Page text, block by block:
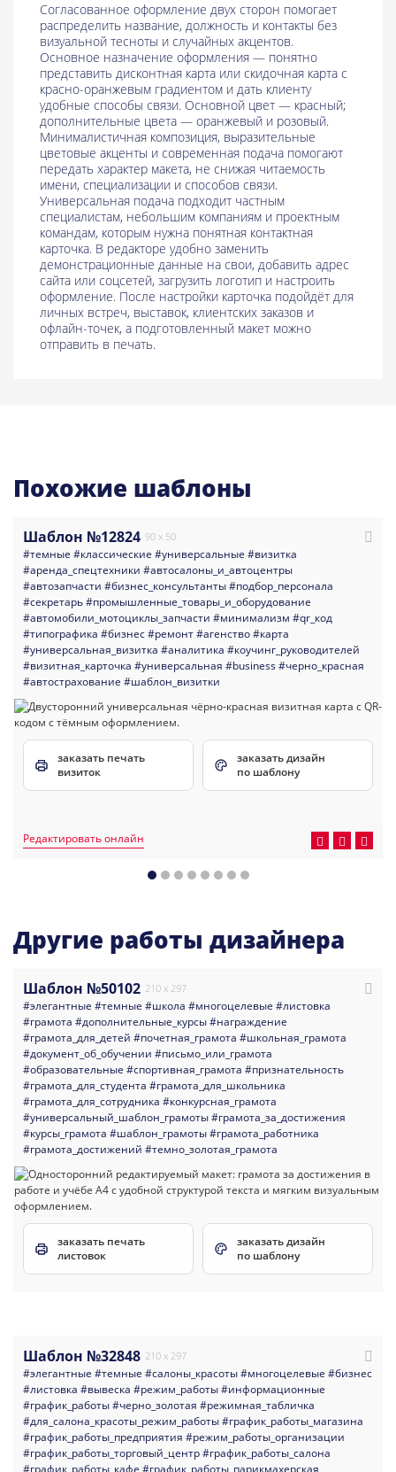
Согласованное оформление двух сторон помогает
распределить название, должность и контакты без
визуальной тесноты и случайных акцентов.
Основное назначение оформления — понятно
представить дисконтная карта или скидочная карта с
красно-оранжевым градиентом и дать клиенту
удобные способы связи. Основной цвет — красный;
дополнительные цвета — оранжевый и розовый.
Минималистичная композиция, выразительные
цветовые акценты и современная подача помогают
передать характер макета, не снижая читаемость
имени, специализации и способов связи.
Универсальная подача подходит частным
специалистам, небольшим компаниям и проектным
командам, которым нужна понятная контактная
карточка. В редакторе удобно заменить
демонстрационные данные на свои, добавить адрес
сайта или соцсетей, загрузить логотип и настроить
оформление. После настройки карточка подойдёт для
личных встреч, выставок, клиентских заказов и
офлайн-точек, а подготовленный макет можно
отправить в печать.
Похожие шаблоны
Шаблон №12824 90 x 50
#темные #классические #универсальные #визитка
#аренда_спецтехники #aвтосалоны_и_автоцентры
#автозапчасти #бизнес_консультанты#подбор_персонала
#секретарь#промышленные_товары_и_оборудование
#автомобили_мотоциклы_запчасти #минимализм #qr_код
#типографика #бизнес#ремонт#агенство#карта
#универсальная_визитка #аналитика #коучинг_руководителей
#визитная_карточка #универсальная #business#черно_красная
#автострахование #шаблон_визитки
заказать печать
визиток
заказать дизайн
по шаблону
Редактировать онлайн
Другие работы дизайнера
Шаблон №50102 210 x 297
#элегантные #темные #школа #многоцелевые #листовка
#грамота #дополнительные_курсы#награждение
#грамота_для_детей #почетная_грамота #школьная_грамота
#документ_об_обучении #письмо_или_грамота
#образовательные #спортивная_грамота #признательность
#грамота_для_студента #грамота_для_школьника
#грамота_для_сотрудника #конкурсная_грамота
#универсальный_шаблон_грамоты#грамота_за_достижения
#курсы_грамота #шаблон_грамоты#грамота_работника
#грамота_достижений #темно_золотая_грамота
заказать печать
листовок
заказать дизайн
по шаблону
Шаблон №32848 210 x 297
#элегантные #темные #салоны_красоты#многоцелевые #бизнес
#листовка #вывеска #режим_работы#информационные
#график_работы#черно_золотая #режимная_табличка
#для_салона_красоты_режим_работы#график_работы_магазина
#график_работы_предприятия #режим_работы_организации
#график_работы_торговый_центр#график_работы_салона
#график_работы_кафе #график_работы_парикмахерская